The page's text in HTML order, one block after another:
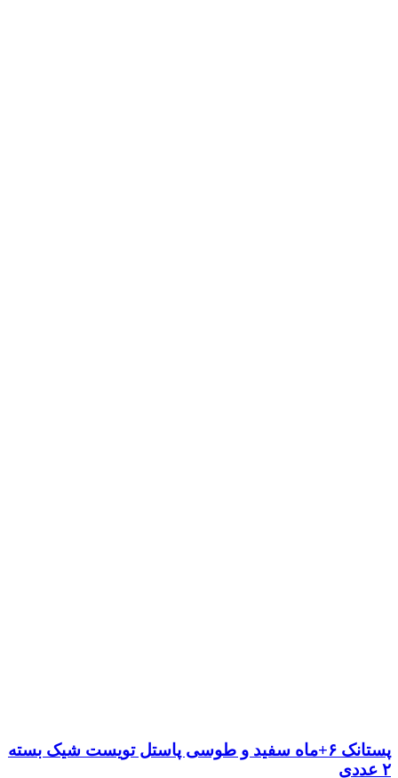
پستانک ۶+ماه سفید و طوسی پاستل تویست شیک بسته
۲ عددی